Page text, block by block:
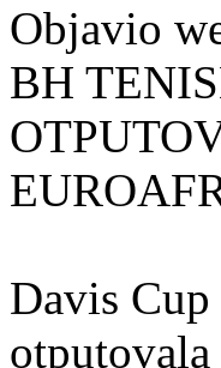
Objavio
BH
Davis Cup